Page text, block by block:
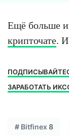
Ещё больше
крипточате. И
ЗАРАБОТАТЬ
# Bitfinex 8